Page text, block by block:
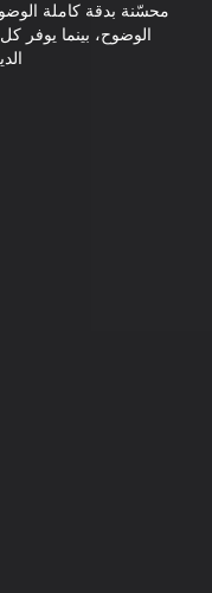
محسّنة بدقة كاملة